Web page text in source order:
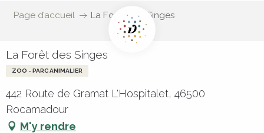
Page d’accueil La Forêt des Singes
La Forêt des Singes
ZOO - PARC ANIMALIER
442 Route de Gramat L'Hospitalet, 46500
Rocamadour
M'y rendre